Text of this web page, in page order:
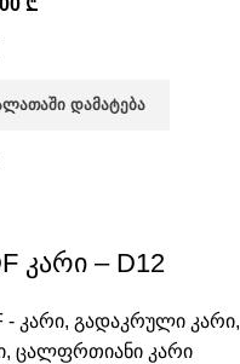
₾
ᲓᲐᲛᲐᲢᲔᲑᲐ
კარი – D12
- კარი, გადაკრული კარი,
, ცალფრთიანი კარი